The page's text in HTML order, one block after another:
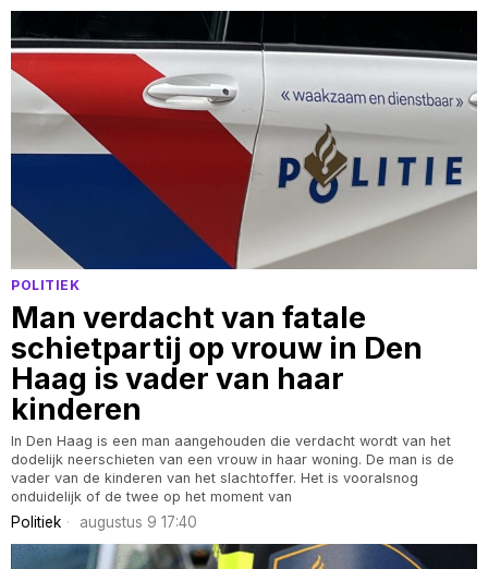
POLITIEK
Man verdacht van fatale
schietpartij op vrouw in Den
Haag is vader van haar
kinderen
In Den Haag is een man aangehouden die verdacht wordt van het
dodelijk neerschieten van een vrouw in haar woning. De man is de
vader van de kinderen van het slachtoffer. Het is vooralsnog
onduidelijk of de twee op het moment van
Politiek augustus 9 17:40